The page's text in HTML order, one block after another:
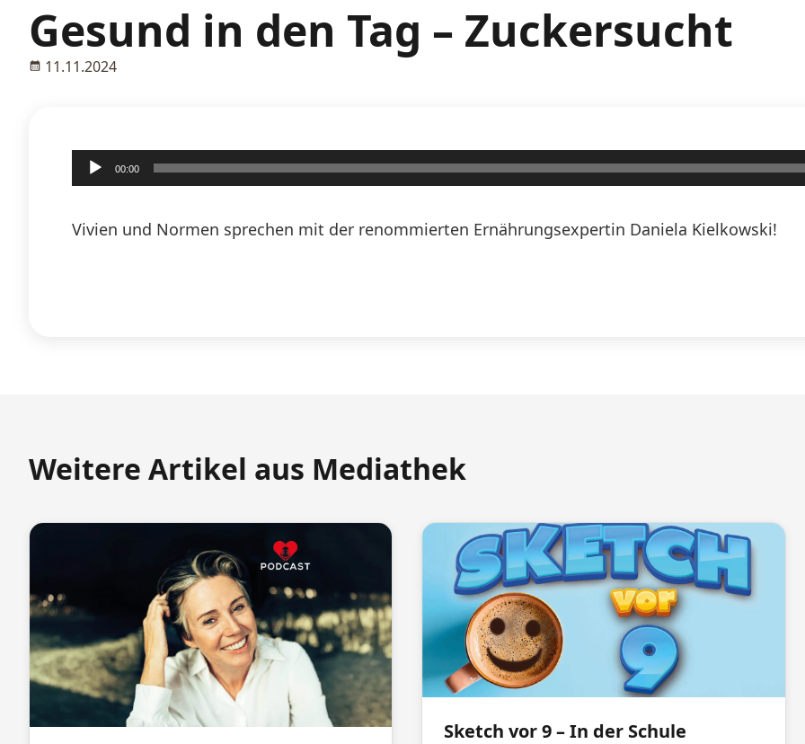
Gesund in den Tag – Zuckersucht
11.11.2024
Audio-
Player
00:00
Vivien und Normen sprechen mit der renommierten Ernährungsexpertin Daniela Kielkowski!
Weitere Artikel aus Mediathek
Sketch vor 9 – In der Schule